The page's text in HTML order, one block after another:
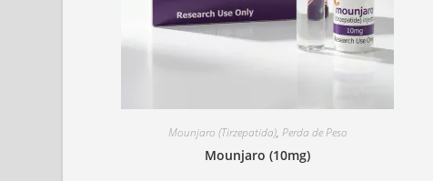
Mounjaro (Tirzepatida), Perda de Peso
Mounjaro (10mg)